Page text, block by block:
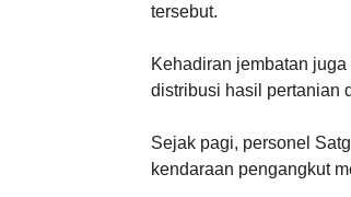
tersebut.
Kehadiran jembatan
distribusi hasil pertanian
Sejak pagi, personel
kendaraan pengangkut